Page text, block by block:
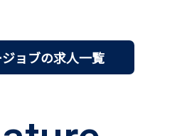
ョブの求人一覧